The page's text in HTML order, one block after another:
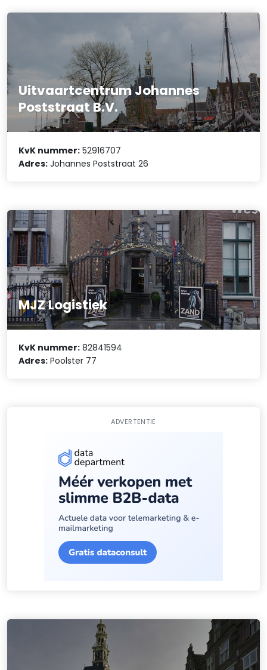
Uitvaartcentrum Johannes
Poststraat B.V.
KvK nummer: 52916707
Adres: Johannes Poststraat 26
MJZ Logistiek
KvK nummer: 82841594
Adres: Poolster 77
ADVERTENTIE